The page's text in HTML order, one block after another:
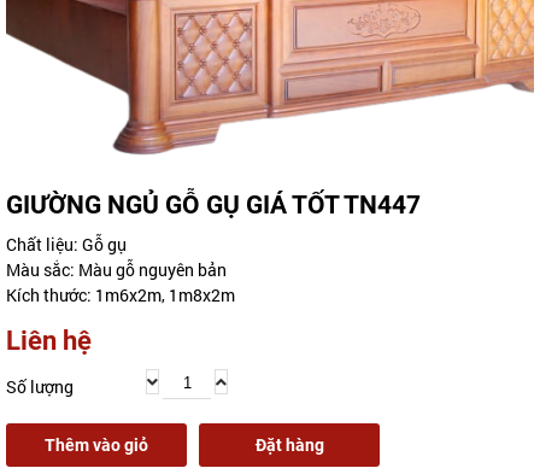
GIƯỜNG NGỦ GỖ GỤ GIÁ TỐT TN447
Chất liệu: Gỗ gụ
Màu sắc: Màu gỗ nguyên bản
Kích thước: 1m6x2m, 1m8x2m
Liên hệ
Số lượng
Thêm vào giỏ Đặt hàng